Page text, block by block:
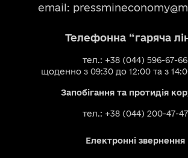
email:
Телефонна “гаряча
тел.: +38 (044) 596-67-66
щоденно з 09:30 до 12:00 та з
Запобігання та протидія
тел.: +38 (044) 200-47-47
Електронні звернення